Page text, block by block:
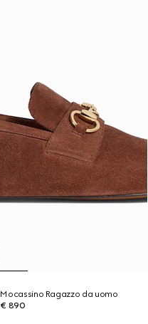
Mocassino Ragazzo da uomo
€ 890